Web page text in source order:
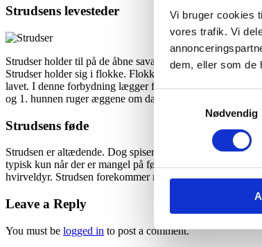
Vi bruger cookies
vores trafik. Vi
dem, eller som de
Samtykkevalg
Nødvendig
Strudsens levesteder
Strudser holder til på de åbne savanneområder i
Strudser holder sig i flokke. Flokkene er typisk i grupper
lavet. I denne forbydning lægger flokkens 1. damen sine
og 1. hunnen ruger æggene om dagen. Det gør de fordi,
Strudsens føde
Strudsen er altædende. Dog spiser den mest planter,
typisk kun når der er mangel på føde eller vand i
hvirveldyr. Strudsen forekommer meget aktiv, når de
Leave a Reply
You must be logged in to post a comment.